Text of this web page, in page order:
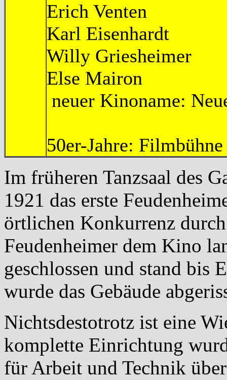
Erich
Karl
Willy
Else
neuer Kinoname:
50er-Jahre: Filmbühne
Im früheren Tanzsaal des
1921 das erste
örtlichen Konkurrenz
Feudenheimer dem Kino
geschlossen und stand bis
wurde das Gebäude
Nichtsdestotrotz ist eine
komplette Einrichtung
für Arbeit und Technik